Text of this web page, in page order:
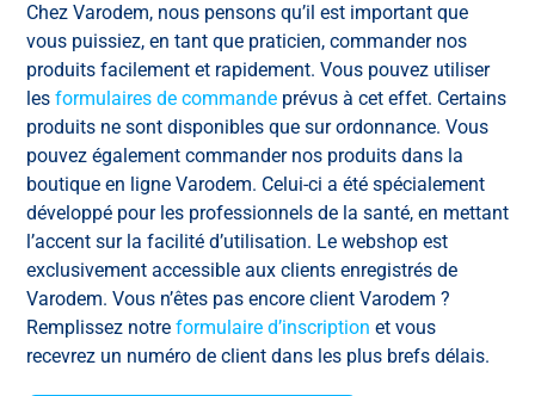
Chez Varodem, nous pensons qu’il est important que
vous puissiez, en tant que praticien, commander nos
produits facilement et rapidement. Vous pouvez utiliser
les formulaires de commande prévus à cet effet. Certains
produits ne sont disponibles que sur ordonnance. Vous
pouvez également commander nos produits dans la
boutique en ligne Varodem. Celui-ci a été spécialement
développé pour les professionnels de la santé, en mettant
l’accent sur la facilité d’utilisation. Le webshop est
exclusivement accessible aux clients enregistrés de
Varodem. Vous n’êtes pas encore client Varodem ?
Remplissez notre formulaire d’inscription et vous
recevrez un numéro de client dans les plus brefs délais.